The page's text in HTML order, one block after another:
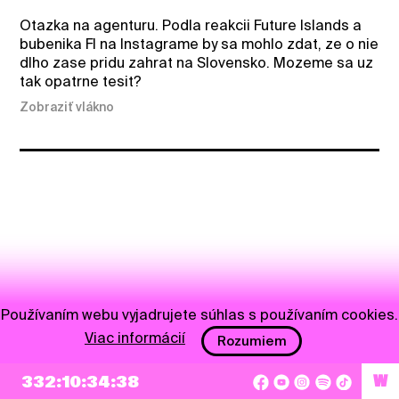
Otazka na agenturu. Podla reakcii Future Islands a
bubenika FI na Instagrame by sa mohlo zdat, ze o nie
dlho zase pridu zahrat na Slovensko. Mozeme sa uz
tak opatrne tesit?
Zobraziť vlákno
332:10:34:38 W
Používaním webu vyjadrujete súhlas s používaním cookies.
Viac informácií
Rozumiem